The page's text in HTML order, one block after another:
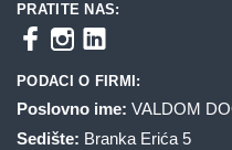
PRATITE NAS:
PODACI O FIRMI:
Poslovno ime: VALDOM
Sedište: Branka Erića 5